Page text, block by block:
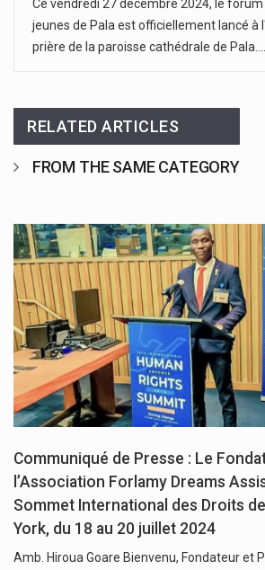
Ce vendredi 27 décembre 2024, le
jeunes de Pala est officiellement lancé à
prière de la paroisse cathédrale de Pala.…
RELATED ARTICLES
FROM THE SAME CATEGORY
Communiqué de Presse : Le
l’Association Forlamy Dreams
Sommet International des Droits
York, du 18 au 20 juillet 2024
Amb. Hiroua Goare Bienvenu, Fondateur et